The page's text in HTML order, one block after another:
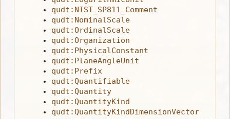
qudt:NIST_SP811_Comment
qudt:NominalScale
qudt:OrdinalScale
qudt:Organization
qudt:PhysicalConstant
qudt:PlaneAngleUnit
qudt:Prefix
qudt:Quantifiable
qudt:Quantity
qudt:QuantityKind
qudt:QuantityKindDimensionVector